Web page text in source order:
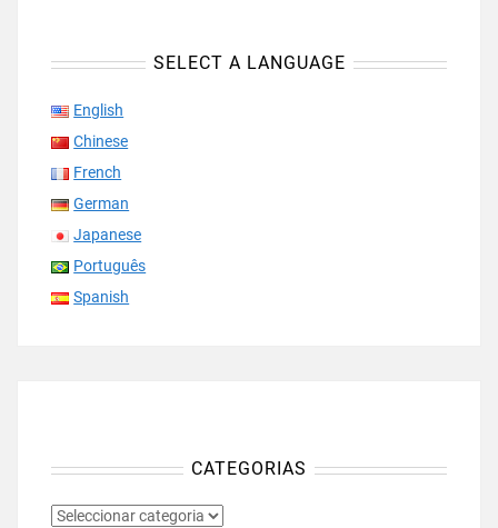
SELECT A LANGUAGE
English
Chinese
French
German
Japanese
Português
Spanish
CATEGORIAS
CATEGORIAS